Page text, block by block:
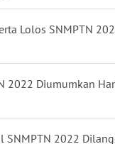
Lolos SNMPTN
2022 Diumumkan
SNMPTN 2022